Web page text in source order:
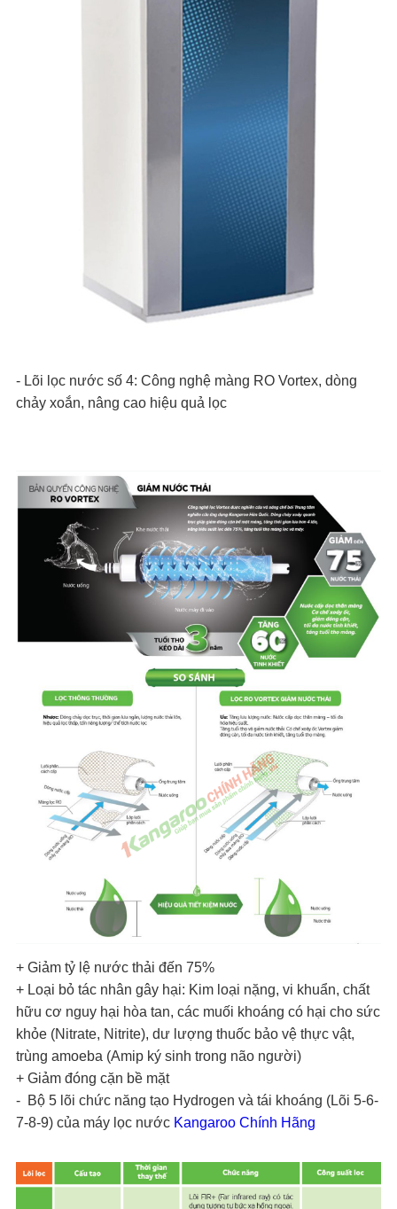
- Lõi lọc nước số 4: Công nghệ màng RO Vortex, dòng
chảy xoắn, nâng cao hiệu quả lọc
+ Giảm tỷ lệ nước thải đến 75%
+ Loại bỏ tác nhân gây hại: Kim loại nặng, vi khuẩn, chất
hữu cơ nguy hại hòa tan, các muối khoáng có hại cho sức
khỏe (Nitrate, Nitrite), dư lượng thuốc bảo vệ thực vật,
trùng amoeba (Amip ký sinh trong não người)
+ Giảm đóng cặn bề mặt
- Bộ 5 lõi chức năng tạo Hydrogen và tái khoáng (Lõi 5-6-
7-8-9) của máy lọc nước Kangaroo Chính Hãng